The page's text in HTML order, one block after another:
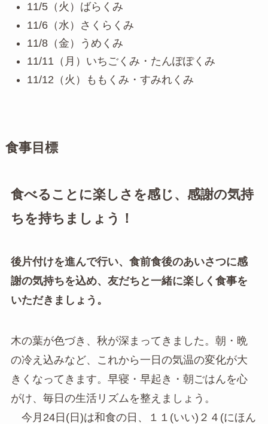
11/5（火）ばらくみ
11/6（水）さくらくみ
11/8（金）うめくみ
11/11（月）いちごくみ・たんぽぽくみ
11/12（火）ももくみ・すみれくみ
食事目標
食べることに楽しさを感じ、感謝の気持
ちを持ちましょう！
後片付けを進んで行い、食前食後のあいさつに感
謝の気持ちを込め、友だちと一緒に楽しく食事を
いただきましょう。
木の葉が色づき、秋が深まってきました。朝・晩
の冷え込みなど、これから一日の気温の変化が大
きくなってきます。早寝・早起き・朝ごはんを心
がけ、毎日の生活リズムを整えましょう。
今月24日(日)は和食の日、１１(いい)２４(にほん